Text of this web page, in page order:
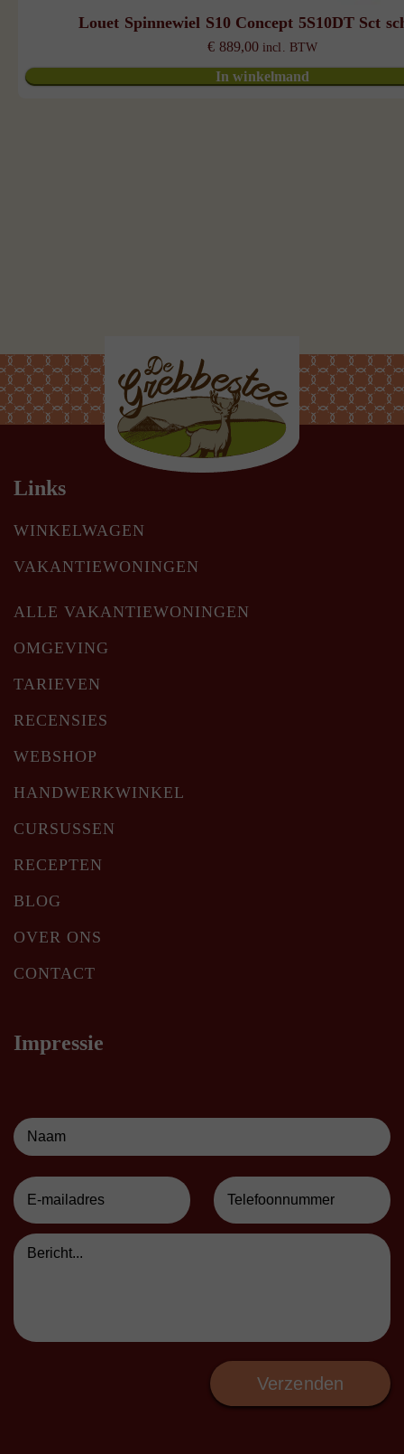
Louet Spinnewiel S10 Concept 5S10DT Sct
€ 889,00 incl. BTW
In winkelmand
Links
WINKELWAGEN
VAKANTIEWONINGEN
ALLE VAKANTIEWONINGEN
OMGEVING
TARIEVEN
RECENSIES
WEBSHOP
HANDWERKWINKEL
CURSUSSEN
RECEPTEN
BLOG
OVER ONS
CONTACT
Impressie